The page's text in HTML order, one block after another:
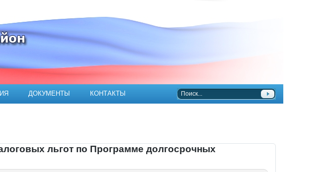
района
ДОКУМЕНТЫ КОНТАКТЫ
льгот по Программе долгосрочных